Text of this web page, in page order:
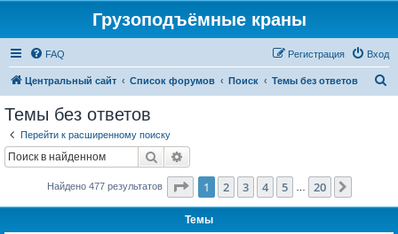
Грузоподъёмные краны
FAQ Вход
Регистрация
Центральный сайт Список форумов Поиск Темы без ответов
Темы без ответов
Перейти к расширенному поиску
Поиск
Найдено 477 результатов Страница из 20
1 2 3 4 5 20
Темы